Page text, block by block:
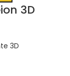
3D